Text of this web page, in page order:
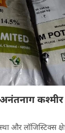
अनंतनाग कश्मीर
और लॉजिस्टिक्स